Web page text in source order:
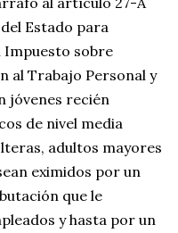
Estado para
Impuesto sobre
al Trabajo Personal y
jóvenes recién
de nivel media
adultos mayores
eximidos por un
que le
y hasta por un